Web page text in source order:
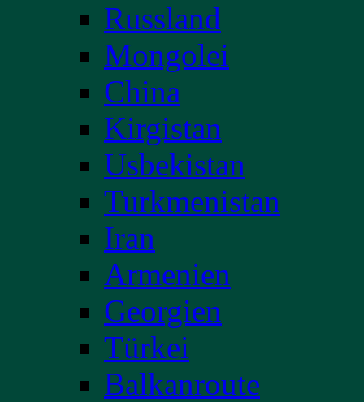
Russland
Mongolei
China
Kirgistan
Usbekistan
Turkmenistan
Iran
Armenien
Georgien
Türkei
Balkanroute